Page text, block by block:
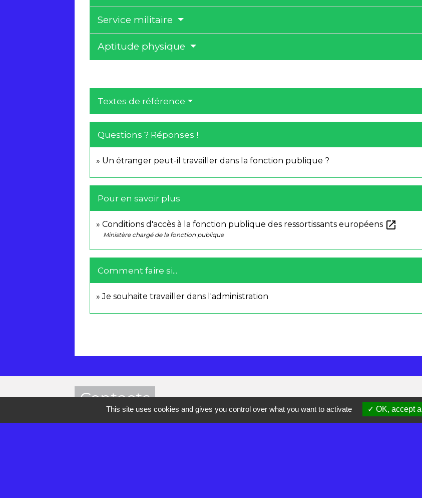
Service militaire
Aptitude physique
Textes de référence
Questions ? Réponses !
Un étranger peut-il travailler dans la fonction publique ?
Pour en savoir plus
Conditions d'accès à la fonction publique des ressortissants européens open_in_new
Ministère chargé de la fonction publique
Comment faire si...
Je souhaite travailler dans l'administration
Contacts
Mairie de Réau
This site uses cookies and gives you control over what you want to activate OK, accept all